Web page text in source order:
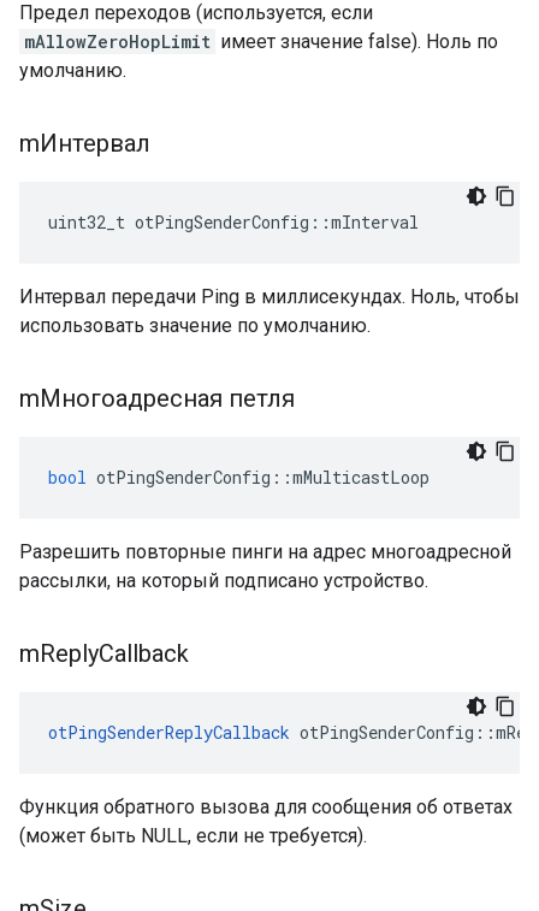
Предел переходов (используется, если
mAllowZeroHopLimit имеет значение false). Ноль по
умолчанию.
mИнтервал
uint32_t otPingSenderConfig ::mInterval
Интервал передачи Ping в миллисекундах. Ноль, чтобы
использовать значение по умолчанию.
mМногоадресная петля
bool otPingSenderConfig ::mMulticastLoop
Разрешить повторные пинги на адрес многоадресной
рассылки, на который подписано устройство.
mReplyCallback
otPingSenderReplyCallback otPingSenderConfig ::
Функция обратного вызова для сообщения об ответах
(может быть NULL, если не требуется).